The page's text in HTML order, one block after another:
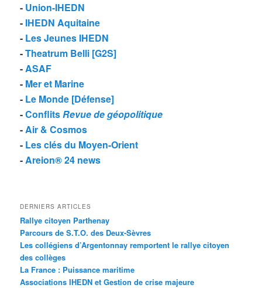
- Union-IHEDN
- IHEDN Aquitaine
- Les Jeunes IHEDN
-Theatrum Belli [G2S]
-ASAF
- Mer et Marine
- Le Monde [Défense]
-ConflitsRevue de géopolitique
-Air & Cosmos
- Les clés du Moyen-Orient
-Areion® 24 news
DERNIERS ARTICLES
Rallye citoyen Parthenay
Parcours de S.T.O. des Deux-Sèvres
Les collégiens d’Argentonnay remportent le rallye citoyen
des collèges
La France : Puissance maritime
Associations IHEDN et Gestion de crise majeure